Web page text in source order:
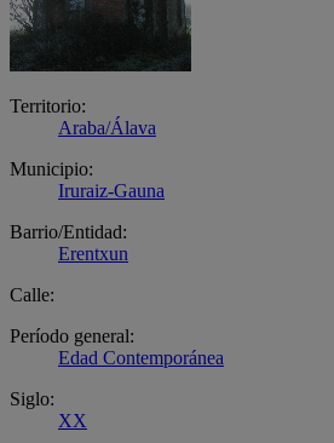
Territorio:
Araba/Álava
Municipio:
Iruraiz-Gauna
Barrio/Entidad:
Erentxun
Calle:
Período general:
Edad Contemporánea
Siglo:
XX